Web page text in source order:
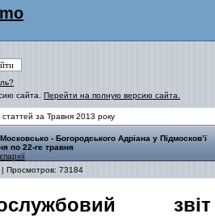
сайта. Перейти на полную версию сайта.
статтей за Травня 2013 року
- Богородського Адріана у Підмосков’ї
по 22-ге травня
Просмотров: 73184
звіт